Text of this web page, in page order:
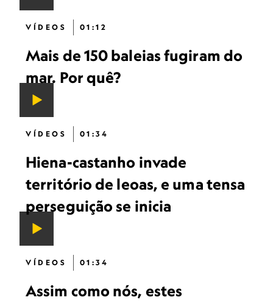
VÍDEOS 01:12
Mais de 150 baleias fugiram do
mar. Por quê?
VÍDEOS 01:34
Hiena-castanho invade
território de leoas, e uma tensa
perseguição se inicia
VÍDEOS 01:34
Assim como nós, estes